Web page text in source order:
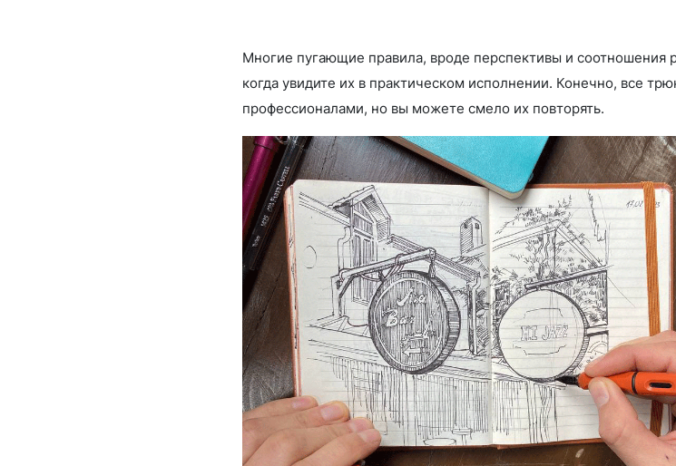
Многие пугающие правила, вроде перспективы и соотношения
когда увидите их в практическом исполнении. Конечно, все
профессионалами, но вы можете смело их повторять.